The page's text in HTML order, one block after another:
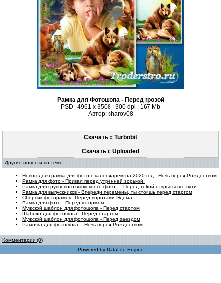
Рамка для Фотошопа - Перед грозой
PSD | 4961 х 3508 | 300 dpi | 167 Mb
Автор: sharov08
Скачать с Turbobit
Скачать с Uploaded
Другие новости по теме:
Новогодняя рамка для фото с календарём на 2020 год - Ночь перед Рождеством
Рамка для фото - Привал перед утренней зорькой.
Рамка для группового выпускного фото — Перед тобой открыты все пути
Рамка для выпускников - Впереди перемены, ты стоишь перед стартом
Сборник фоторамок - Перед воротами Эдема
Рамка для фото - Перед штормом
Мужской шаблон для фотошопа - Перед стартом
Шаблон для фотошопа - Перед стартом
Мужской шаблон для фотошопа - Перед заездом
Рамочка для фотошопа – Ночь перед Рождеством
Комментарии (0)
Powered by DataLife Engine